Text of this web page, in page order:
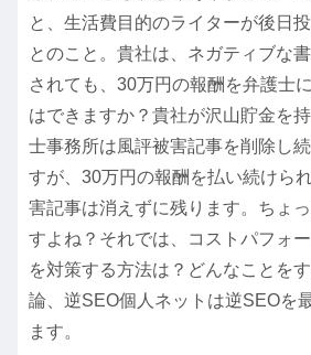
と、生活費目的のライターが後日
とのこと。貴社は、ネガティブな
されても、30万円の報酬を弁護士
はできますか？貴社が沢山貯金を
士事務所は風評被害記事を削除し
すが、30万円の報酬を払い続けら
害記事は消えずに残ります。ちょ
すよね？それでは、コストパフォ
を対策する方法は？どんなことを
論、逆SEO個人ネットは逆SEOを
ます。